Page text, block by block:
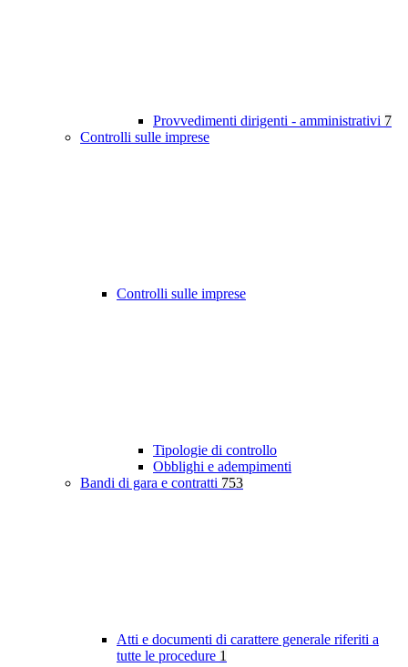
Provvedimenti dirigenti - amministrativi 7
Controlli sulle imprese
Controlli sulle imprese
Tipologie di controllo
Obblighi e adempimenti
Bandi di gara e contratti 753
Atti e documenti di carattere generale riferiti a
tutte le procedure 1